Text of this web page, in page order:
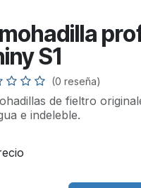
S1
(0 reseña)
de fieltro
e indeleble.